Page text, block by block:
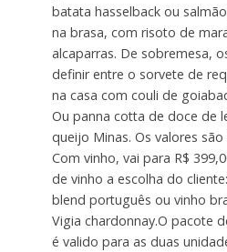
batata hasselback ou
na brasa, com risoto de
alcaparras. De sobremesa,
definir entre o sorvete de
na casa com couli de
Ou panna cotta de doce de
queijo Minas. Os valores são
Com vinho, vai para R$
de vinho a escolha do
blend português ou vinho
Vigia chardonnay.O pacote
é valido para as duas